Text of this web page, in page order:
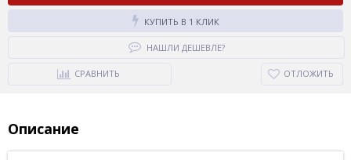
КУПИТЬ В 1 КЛИК
НАШЛИ ДЕШЕВЛЕ?
СРАВНИТЬ ОТЛОЖИТЬ
Описание